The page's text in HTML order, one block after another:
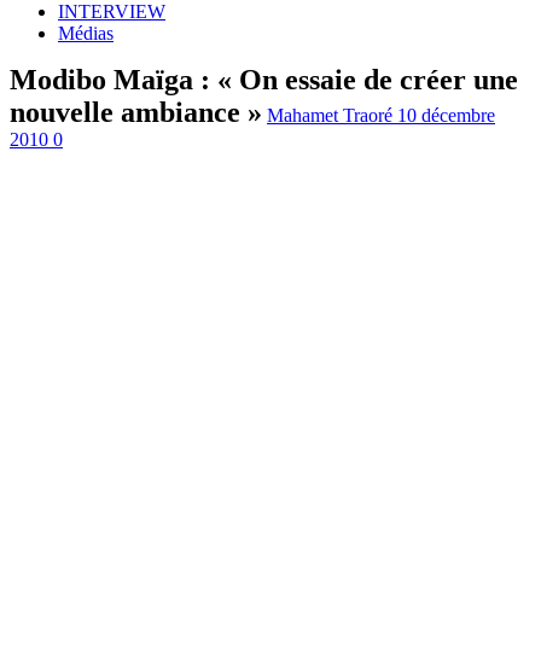
INTERVIEW
Médias
Modibo Maïga : « On essaie de créer une
nouvelle ambiance » Mahamet Traoré 10 décembre
2010 0